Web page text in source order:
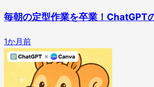
毎朝の定型作業を卒業！ChatGPT
1か月前